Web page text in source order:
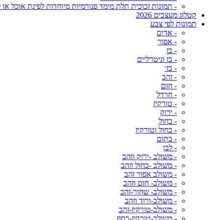
- תמונות זכוכית תלת מימד פנורמיות מיוחדות לפינת אוכל או
קטלוג מעצבים 2026
תמונות לפי צבע
- אדום
- אפור
- בז
- בז וניטרליים
- בז׳
- זהב
- חום
- חרדל
- טורקיז
- ירוק
- כחול
- כחול וטורקיז
- כתום
- לבן
- משולב -ירוק וזהב
- משולב -כחול וזהב
- משולב אפור זהב
- משולב- חום וזהב
- משולב- שחור-זהב
- משולב-ורוד וזהב
- משולב-טורקיז-זהב
- משולב-טורקיז-כסף